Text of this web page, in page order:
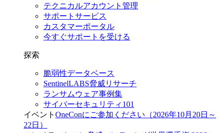
テクニカルアカウント管理
サポートサービス
カスタマーポータル
今すぐサポートを受ける
探索
脆弱性データベース
SentinelLABS脅威リサーチ
ランサムウェア事例集
サイバーセキュリティ101
イベント OneConにご参加ください（2026年10月20日～
22日）